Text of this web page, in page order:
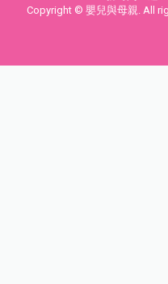
Copyright © 嬰兒與母親. All